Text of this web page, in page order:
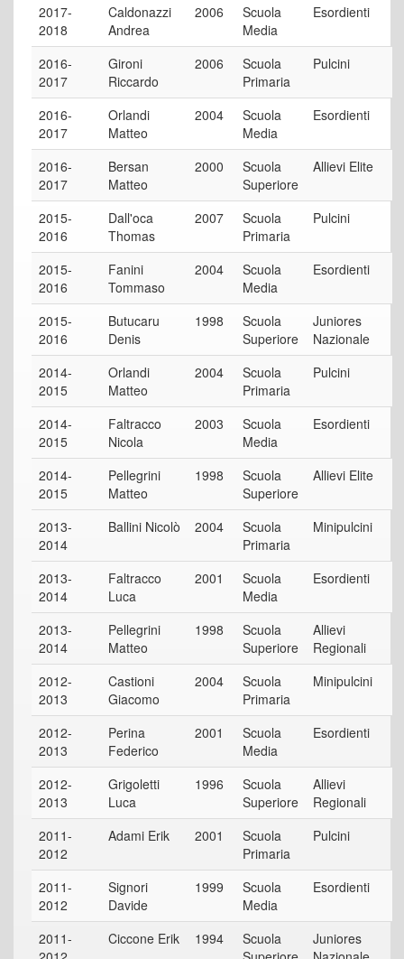
2017-
2018
Caldonazzi
Andrea
2006
Scuola
Media
Esordienti
2016-
2017
Gironi
Riccardo
2006
Scuola
Primaria
Pulcini
2016-
2017
Orlandi
Matteo
2004
Scuola
Media
Esordienti
2016-
2017
Bersan
Matteo
2000
Scuola
Superiore
Allievi Elite
2015-
2016
Dall'oca
Thomas
2007
Scuola
Primaria
Pulcini
2015-
2016
Fanini
Tommaso
2004
Scuola
Media
Esordienti
2015-
2016
Butucaru
Denis
1998
Scuola
Superiore
Juniores
Nazionale
2014-
2015
Orlandi
Matteo
2004
Scuola
Primaria
Pulcini
2014-
2015
Faltracco
Nicola
2003
Scuola
Media
Esordienti
2014-
2015
Pellegrini
Matteo
1998
Scuola
Superiore
Allievi Elite
2013-
2014
Ballini Nicolò 2004
Scuola
Primaria
Minipulcini
2013-
2014
Faltracco
Luca
2001
Scuola
Media
Esordienti
2013-
2014
Pellegrini
Matteo
1998
Scuola
Superiore
Allievi
Regionali
2012-
2013
Castioni
Giacomo
2004
Scuola
Primaria
Minipulcini
2012-
2013
Perina
Federico
2001
Scuola
Media
Esordienti
2012-
2013
Grigoletti
Luca
1996
Scuola
Superiore
Allievi
Regionali
2011-
2012
Adami Erik 2001
Scuola
Primaria
Pulcini
2011-
2012
Signori
Davide
1999
Scuola
Media
Esordienti
2011-
Ciccone Erik 1994
Scuola
Juniores